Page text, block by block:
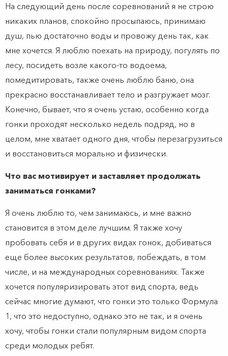
На следующий день после соревнований я не строю
никаких планов, спокойно просыпаюсь, принимаю
душ, пью достаточно воды и провожу день так, как
мне хочется. Я люблю поехать на природу, погулять по
лесу, посидеть возле какого-то водоема,
помедитировать, также очень люблю баню, она
прекрасно восстанавливает тело и разгружает мозг.
Конечно, бывает, что я очень устаю, особенно когда
гонки проходят несколько недель подряд, но в
целом, мне хватает одного дня, чтобы перезагрузиться
и восстановиться морально и физически.
Что вас мотивирует и заставляет продолжать
заниматься гонками?
Я очень люблю то, чем занимаюсь, и мне важно
становится в этом деле лучшим. Я также хочу
пробовать себя и в других видах гонок, добиваться
еще более высоких результатов, побеждать, в том
числе, и на международных соревнованиях. Также
хочется популяризировать этот вид спорта, ведь
сейчас многие думают, что гонки это только Формула
1, что это недоступно, однако это не так, и я очень
хочу, чтобы гонки стали популярным видом спорта
среди молодых ребят.